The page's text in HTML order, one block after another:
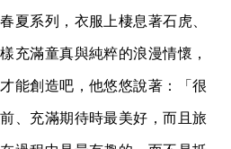
夏系列，衣服上棲息著石虎、
充滿童真與純粹的浪漫情懷，
能創造吧，他悠悠說著：「很
、充滿期待時最美好，而且旅